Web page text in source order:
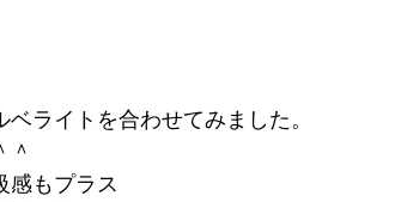
ライトを合わせてみました。
＾
感もプラス